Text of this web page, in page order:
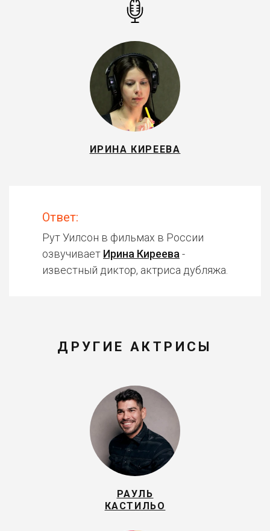
ИРИНА КИРЕЕВА
Ответ:
Рут Уилсон в фильмах в России
озвучивает Ирина Киреева -
известный диктор, актриса дубляжа.
ДРУГИЕ АКТРИСЫ
РАУЛЬ
КАСТИЛЬО